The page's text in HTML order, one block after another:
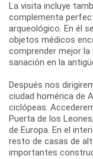
La visita incluye
complementa
arqueológico. En él
objetos médicos
comprender mejor
sanación en la
Después nos
ciudad homérica de
ciclópeas.
Puerta de los
de Europa. En el
resto de casas de
importantes